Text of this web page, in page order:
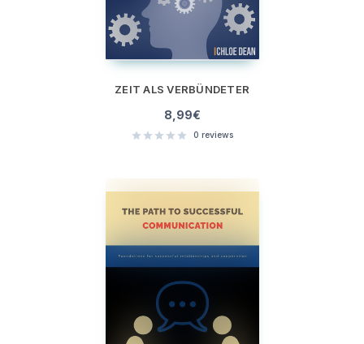
ZEIT ALS VERBÜNDETER
8,99€
0 reviews